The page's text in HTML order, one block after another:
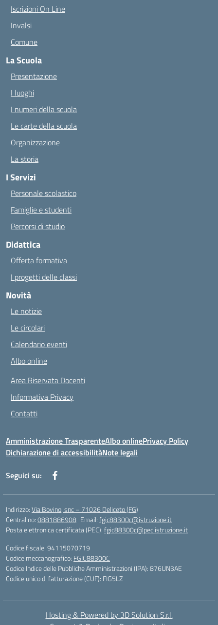
Iscrizioni On Line
Invalsi
Comune
La Scuola
Presentazione
I luoghi
I numeri della scuola
Le carte della scuola
Organizzazione
La storia
I Servizi
Personale scolastico
Famiglie e studenti
Percorsi di studio
Didattica
Offerta formativa
I progetti delle classi
Novità
Le notizie
Le circolari
Calendario eventi
Albo online
Area Riservata Docenti
Informativa Privacy
Contatti
Amministrazione TrasparenteAlbo onlinePrivacy Policy
Dichiarazione di accessibilitàNote legali
Seguici su:
Indirizzo:Via Bovino, snc – 71026 Deliceto (FG)
Centralino:0881886908 Email:fgic88300c@istruzione.it
Posta elettronica certificata (PEC):fgic88300c@pec.istruzione.it
Codice fiscale: 94115070719
Codice meccanografico: FGIC88300C
Codice Indice delle Pubbliche Amministrazioni (IPA): 876UN3AE
Codice unico di fatturazione (CUF): FIG5LZ
Hosting & Powered by 3D Solution S.r.l.